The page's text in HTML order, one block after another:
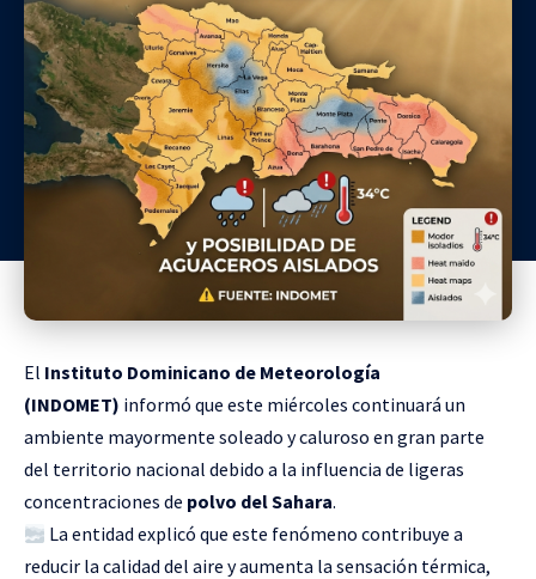
El Instituto Dominicano de Meteorología
(INDOMET) informó que este miércoles continuará un
ambiente mayormente soleado y caluroso en gran parte
del territorio nacional debido a la influencia de ligeras
concentraciones de polvo del Sahara.
La entidad explicó que este fenómeno contribuye a
reducir la calidad del aire y aumenta la sensación térmica,